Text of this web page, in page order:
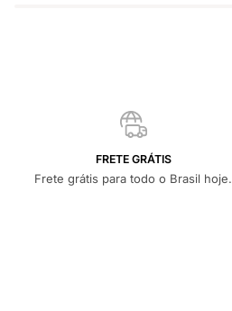
FRETE GRÁTIS
Frete grátis para todo o Brasil hoje.